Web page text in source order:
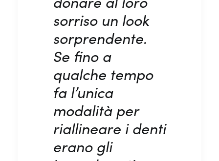
sorriso un look
sorprendente.
Se fino a
qualche tempo
fa l’unica
modalità per
riallineare i denti
erano gli